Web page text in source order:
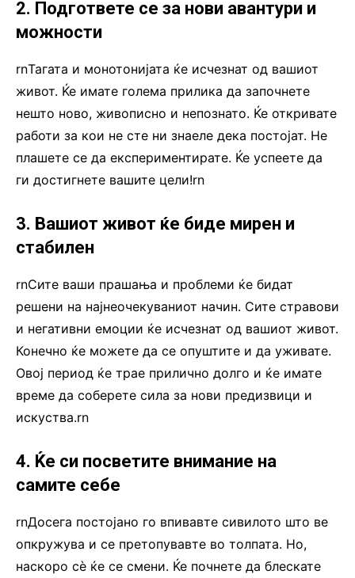
2. Подгответе се за нови авантури и
можности
rnТагата и монотонијата ќе исчезнат од вашиот
живот. Ќе имате голема прилика да започнете
нешто ново, живописно и непознато. Ќе откривате
работи за кои не сте ни знаеле дека постојат. Не
плашете се да експериментирате. Ќе успеете да
ги достигнете вашите цели!rn
3. Вашиот живот ќе биде мирен и
стабилен
rnСите ваши прашања и проблеми ќе бидат
решени на најнеочекуваниот начин. Сите стравови
и негативни емоции ќе исчезнат од вашиот живот.
Конечно ќе можете да се опуштите и да уживате.
Овој период ќе трае прилично долго и ќе имате
време да соберете сила за нови предизвици и
искуства.rn
4. Ќе си посветите внимание на
самите себе
rnДосега постојано го впивавте сивилото што ве
опкружува и се претопувавте во толпата. Но,
наскоро сѐ ќе се смени. Ќе почнете да блескате